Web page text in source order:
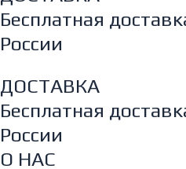
Бесплатная
России
ДОСТАВКА
Бесплатная
России
О НАС